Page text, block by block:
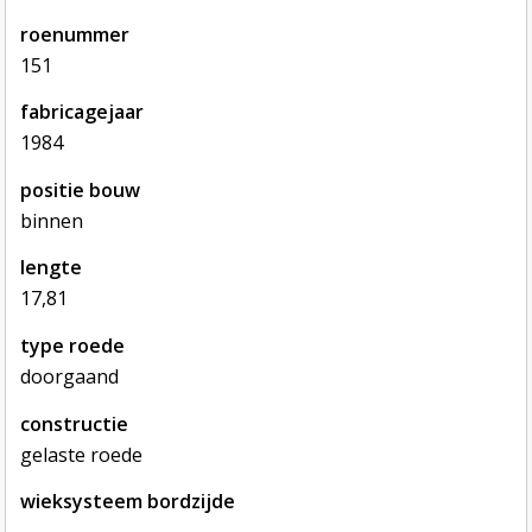
roenummer
151
fabricagejaar
1984
positie bouw
binnen
lengte
17,81
type roede
doorgaand
constructie
gelaste roede
wieksysteem bordzijde